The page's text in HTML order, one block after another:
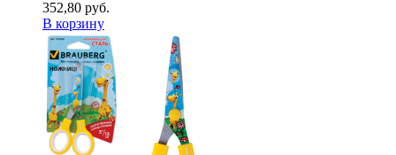
352,80 руб.
В корзину